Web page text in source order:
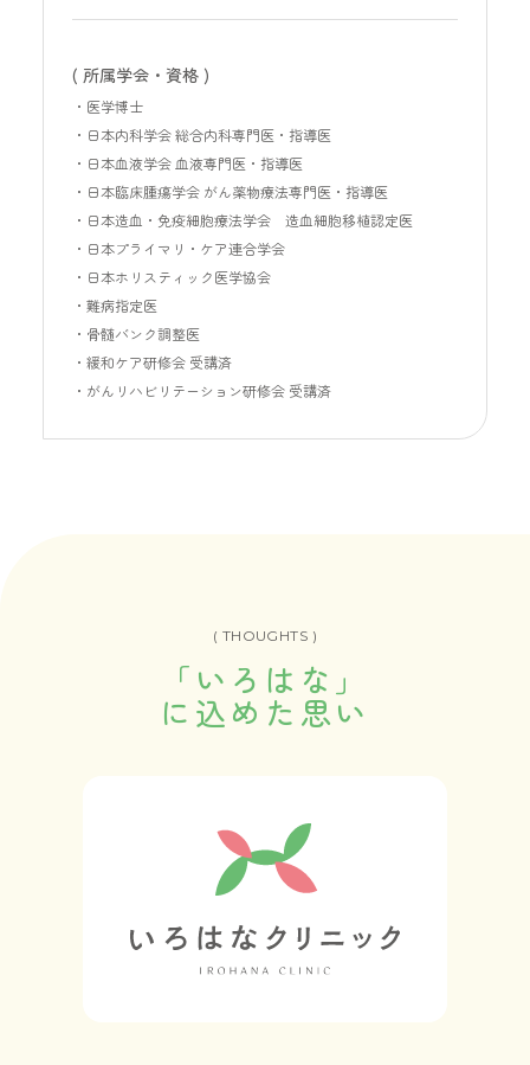
( 所属学会・資格 )
医学博士
日本内科学会 総合内科専門医・指導医
日本血液学会 血液専門医・指導医
日本臨床腫瘍学会 がん薬物療法専門医・指導医
日本造血・免疫細胞療法学会 造血細胞移植認定医
日本プライマリ・ケア連合学会
日本ホリスティック医学協会
難病指定医
骨髄バンク調整医
緩和ケア研修会 受講済
がんリハビリテーション研修会 受講済
( THOUGHTS )
「いろはな」
に込めた思い